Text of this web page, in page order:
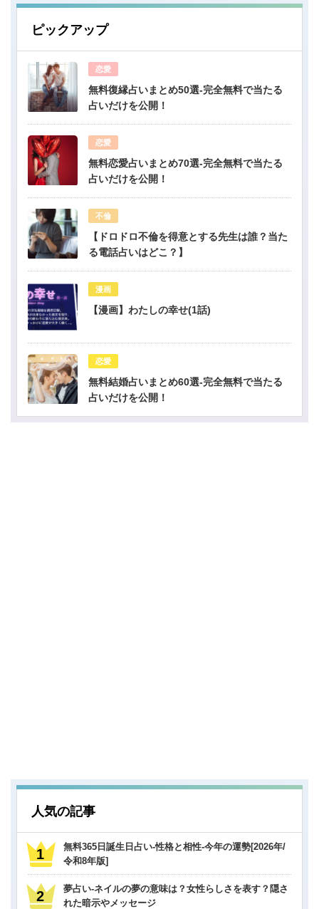
ピックアップ
恋愛
無料復縁占いまとめ50選-完全無料で当たる
占いだけを公開！
恋愛
無料恋愛占いまとめ70選-完全無料で当たる
占いだけを公開！
不倫
【ドロドロ不倫を得意とする先生は誰？当た
る電話占いはどこ？】
漫画
【漫画】わたしの幸せ(1話)
恋愛
無料結婚占いまとめ60選-完全無料で当たる
占いだけを公開！
人気の記事
無料365日誕生日占い-性格と相性-今年の運勢[2026年/
令和8年版]
夢占い-ネイルの夢の意味は？女性らしさを表す？隠さ
れた暗示やメッセージ